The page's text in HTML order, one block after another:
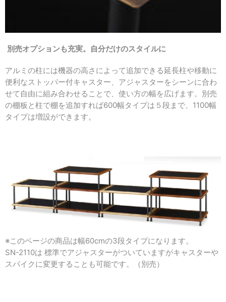
別売オプションも充実。自分だけのスタイルに
アルミの柱には機器の高さによって追加できる延長柱や移動に
便利なストッパー付キャスター、アジャスターをシーンに合わ
せて自由に組み合わせることで、使い方の幅を広げます。別売
の棚板と柱で棚を追加すれば600幅タイプは５段まで、1100幅
タイプは増設ができます。
※このページの商品は幅60cmの3段タイプになります。
SN-2110は 標準でアジャスターがついていますがキャスターや
スパイクに変更することも可能です。（別売）